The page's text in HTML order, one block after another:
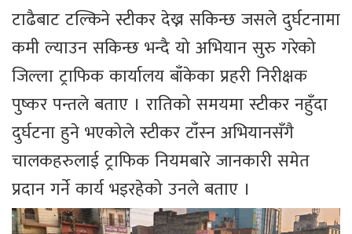
टाढैबाट टल्किने स्टीकर देख्न सकिन्छ जसले दुर्घटनामा
कमी ल्याउन सकिन्छ भन्दै यो अभियान सुरु गरेको
जिल्ला ट्राफिक कार्यालय बाँकेका प्रहरी निरीक्षक
पुष्कर पन्तले बताए । रातिको समयमा स्टीकर नहुँदा
दुर्घटना हुने भएकोले स्टीकर टाँस्न अभियानसँगै
चालकहरुलाई ट्राफिक नियमबारे जानकारी समेत
प्रदान गर्ने कार्य भइरहेको उनले बताए ।